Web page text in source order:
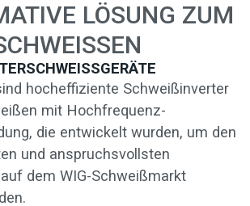
LÖSUNG ZUM
hocheffiziente Schweißinverter
mit Hochfrequenz-
die entwickelt wurden, um den
und anspruchsvollsten
dem WIG-Schweißmarkt